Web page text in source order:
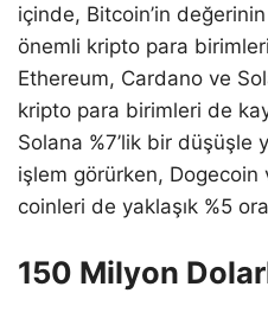
içinde, Bitcoin’in
önemli kripto para
Ethereum, Cardano ve
kripto para birimleri de
Solana %7’lik bir düşüşle
işlem görürken,
coinleri de yaklaşık %5
150 Milyon